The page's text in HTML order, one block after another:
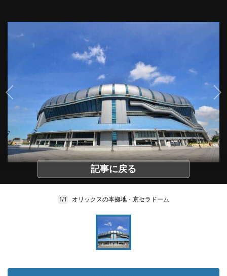
記事に戻る
1/1 オリックスの本拠地・京セラドーム